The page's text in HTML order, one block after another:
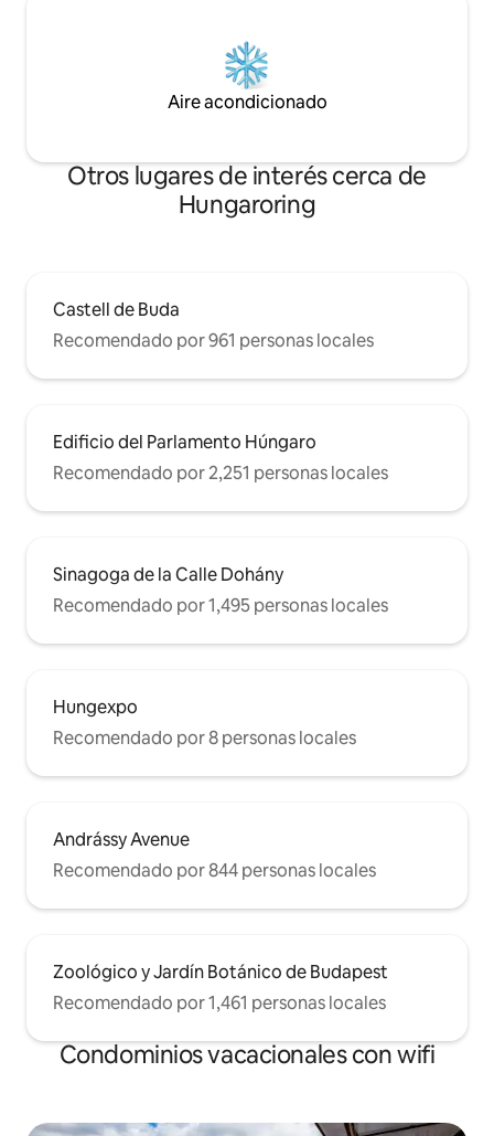
Aire acondicionado
Otros lugares de interés cerca de
Hungaroring
Castell de Buda
Recomendado por 961 personas locales
Edificio del Parlamento Húngaro
Recomendado por 2,251 personas locales
Sinagoga de la Calle Dohány
Recomendado por 1,495 personas locales
Hungexpo
Recomendado por 8 personas locales
Andrássy Avenue
Recomendado por 844 personas locales
Zoológico y Jardín Botánico de Budapest
Recomendado por 1,461 personas locales
Condominios vacacionales con wifi